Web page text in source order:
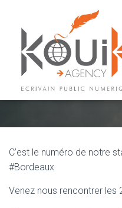
Stand 58
C’est le numéro de notre
#Bordeaux
Venez nous rencontrer